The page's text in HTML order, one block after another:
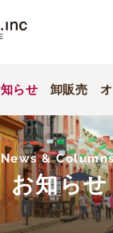
らせ 卸販売
News &
お知らせ